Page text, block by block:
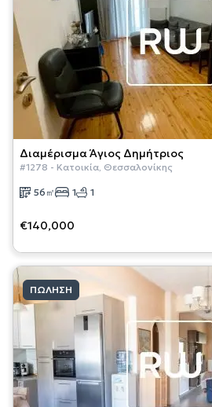
ΔιαμέρισμαΆγιος Δημήτριος
#1278 - Κατοικία, Θεσσαλονίκης
56 ㎡ 1 1
€140,000
ΠΏΛΗΣΗ